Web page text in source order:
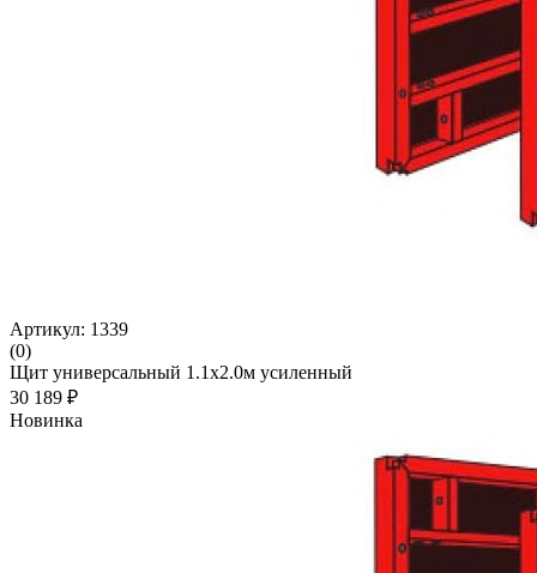
Артикул: 1339
(0)
Щит универсальный 1.1х2.0м усиленный
30 189 ₽
Новинка